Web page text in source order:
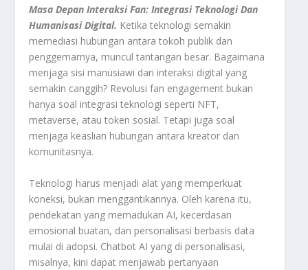
Masa Depan Interaksi Fan: Integrasi Teknologi Dan
Humanisasi Digital. Ketika teknologi semakin
memediasi hubungan antara tokoh publik dan
penggemarnya, muncul tantangan besar. Bagaimana
menjaga sisi manusiawi dari interaksi digital yang
semakin canggih? Revolusi fan engagement bukan
hanya soal integrasi teknologi seperti NFT,
metaverse, atau token sosial. Tetapi juga soal
menjaga keaslian hubungan antara kreator dan
komunitasnya.
Teknologi harus menjadi alat yang memperkuat
koneksi, bukan menggantikannya. Oleh karena itu,
pendekatan yang memadukan AI, kecerdasan
emosional buatan, dan personalisasi berbasis data
mulai di adopsi. Chatbot AI yang di personalisasi,
misalnya, kini dapat menjawab pertanyaan